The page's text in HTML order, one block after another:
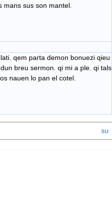
mans sus son mantel.
qem parta demon bonuezi qieu
breu sermon. qi mi a ple. qi tals
nauen lo pan el cotel.
su